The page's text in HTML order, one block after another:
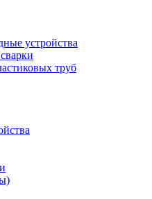
устройства
труб